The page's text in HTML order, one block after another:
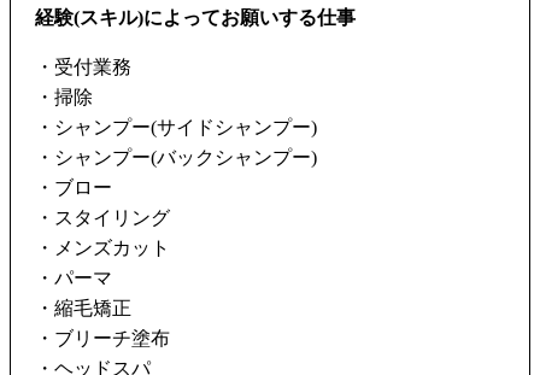
経験(スキル)によってお願いする仕事
・受付業務
・掃除
・シャンプー(サイドシャンプー)
・シャンプー(バックシャンプー)
・ブロー
・スタイリング
・メンズカット
・パーマ
・縮毛矯正
・ブリーチ塗布
・ヘッドスパ